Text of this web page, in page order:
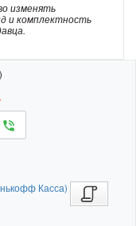
изменять
и комплектность
phone_in_talk